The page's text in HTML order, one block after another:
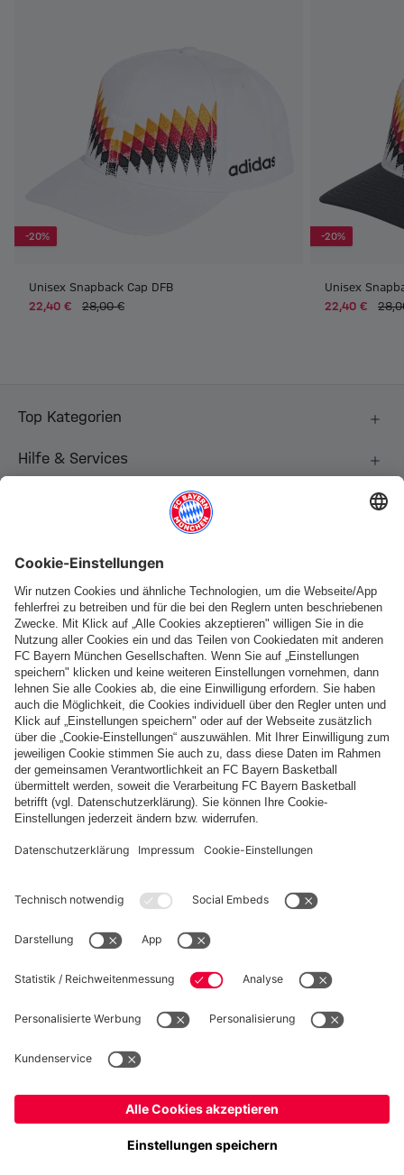
-20%
Unisex Snapback Cap DFB
22,40 €
28,00 €
-20%
Unisex
22,40 €
Top Kategorien
Hilfe & Services
Folge uns
Zahlung & Lieferung
FC Bayern Store App
WIDERRUF
Datenschutz
Cookie Details
Preise inklusive MwSt. und zzgl. Versandkosten
© FC Bayern München AG
FC Bayern München AG, Säbener Str. 51-57, 81547 München
Ja,Deutschland, um dorthin zu liefern!
Nein,Global, um dorthin zu liefern!